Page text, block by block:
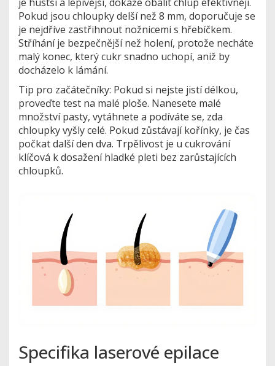
Pokud jsou chloupky delší než 8 mm, doporučuje se
je nejdříve zastřihnout nožnicemi s hřebíčkem.
Stříhání je bezpečnější než holení, protože necháte
malý konec, který cukr snadno uchopí, aniž by
docházelo k lámání.
Tip pro začátečníky: Pokud si nejste jistí délkou,
proveďte test na malé ploše. Nanesete malé
množství pasty, vytáhnete a podíváte se, zda
chloupky vyšly celé. Pokud zůstávají kořínky, je čas
počkat další den dva. Trpělivost je u cukrování
klíčová k dosažení hladké pleti bez zarůstajících
chloupků.
Specifika laserové epilace